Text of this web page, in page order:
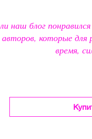
наш блог
авторов, которые для
время,